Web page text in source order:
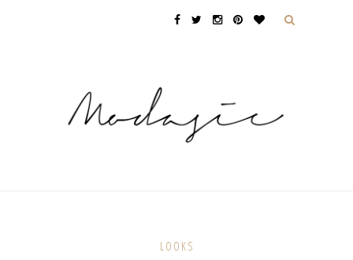
LOOKS